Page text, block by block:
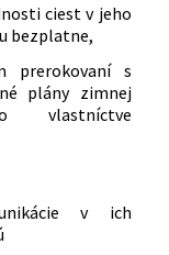
ciest v jeho
bezplatne,
prerokovaní s
plány zimnej
vlastníctve
v ich